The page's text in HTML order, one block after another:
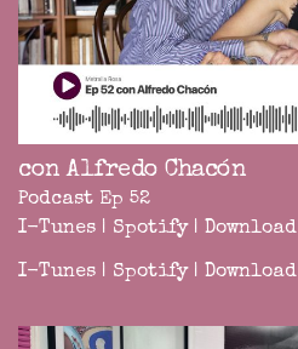
con Alfredo Chacón
Podcast Ep 52
I-Tunes | Spotify| Download
I-Tunes | Spotify| Download